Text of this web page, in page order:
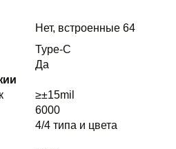
Нет, встроенные 64
Type-C
Да
≥±15mil
6000
4/4 типа и цвета